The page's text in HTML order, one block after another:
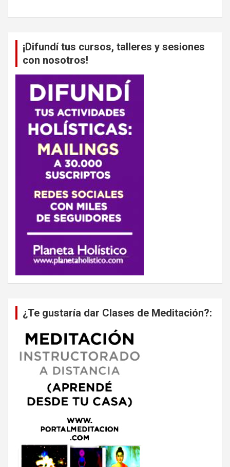
¡Difundí tus cursos, talleres y sesiones
con nosotros!
¿Te gustaría dar Clases de Meditación?: